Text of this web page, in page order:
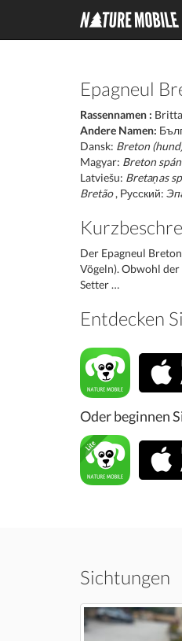
Epagneul
Rassennamen :
Andere Namen:
Dansk: Breton
Magyar: Breton
Latviešu: Bretaņas
Bretão, Русский:
Der Epagneul
Vögeln). Obwohl
Setter …
Entdecken
Oder beginnen
Sichtungen